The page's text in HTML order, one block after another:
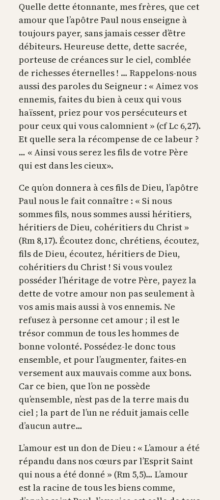
Quelle dette étonnante, mes frères, que cet
amour que l’apôtre Paul nous enseigne à
toujours payer, sans jamais cesser d’être
débiteurs. Heureuse dette, dette sacrée,
porteuse de créances sur le ciel, comblée
de richesses éternelles ! … Rappelons-nous
aussi des paroles du Seigneur : « Aimez vos
ennemis, faites du bien à ceux qui vous
haïssent, priez pour vos persécuteurs et
pour ceux qui vous calomnient » (cf Lc 6,27).
Et quelle sera la récompense de ce labeur ?
… « Ainsi vous serez les fils de votre Père
qui est dans les cieux».
Ce qu’on donnera à ces fils de Dieu, l’apôtre
Paul nous le fait connaître : « Si nous
sommes fils, nous sommes aussi héritiers,
héritiers de Dieu, cohéritiers du Christ »
(Rm 8,17). Écoutez donc, chrétiens, écoutez,
fils de Dieu, écoutez, héritiers de Dieu,
cohéritiers du Christ ! Si vous voulez
posséder l’héritage de votre Père, payez la
dette de votre amour non pas seulement à
vos amis mais aussi à vos ennemis. Ne
refusez à personne cet amour ; il est le
trésor commun de tous les hommes de
bonne volonté. Possédez-le donc tous
ensemble, et pour l’augmenter, faites-en
versement aux mauvais comme aux bons.
Car ce bien, que l’on ne possède
qu’ensemble, n’est pas de la terre mais du
ciel ; la part de l’un ne réduit jamais celle
d’aucun autre…
L’amour est un don de Dieu : « L’amour a été
répandu dans nos cœurs par l’Esprit Saint
qui nous a été donné » (Rm 5,5)… L’amour
est la racine de tous les biens comme,